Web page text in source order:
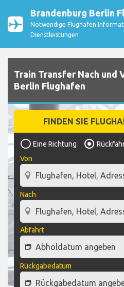
Brandenburg Berlin
Notwendige Flughafen
Dienstleistungen
Train Transfer Nach und
Berlin Flughafen
FINDEN SIE
Eine Richtung
Von
Nach
Abfahrt
Rückgabedatum